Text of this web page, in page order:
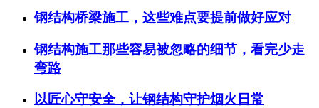
钢结构桥梁施工，这些难点要提前做好应对
钢结构施工那些容易被忽略的细节，看完少走
弯路
以匠心守安全，让钢结构守护烟火日常